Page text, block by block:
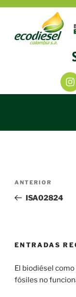
ANTERIOR
ISA02824
ENTRADAS
El biodiésel
fósiles no